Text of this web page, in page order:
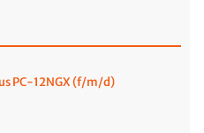
PC-12NGX (f/m/d)